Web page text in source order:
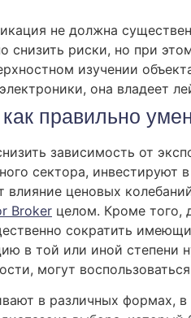
не должна
снизить риски, но при
изучении
она владеет
правильно
зависимость от
сектора, инвестируют
ценовых
Broker целом. Кроме того,
сократить
в той или иной
могут
в различных формах, в